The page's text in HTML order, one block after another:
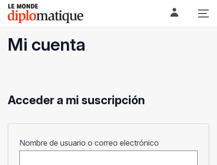
Skip
content
Le monde diplomatique
Mi cuenta
Acceder a mi suscripción
Nombre de usuario o correo electrónico